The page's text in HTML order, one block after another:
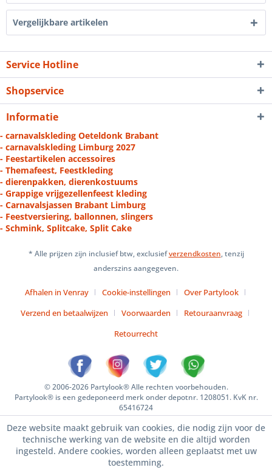
Vergelijkbare artikelen
Service Hotline
Shopservice
Informatie
- carnavalskleding Oeteldonk Brabant
- carnavalskleding Limburg 2027
- Feestartikelen accessoires
- Themafeest, Feestkleding
- dierenpakken, dierenkostuums
- Grappige vrijgezellenfeest kleding
- Carnavalsjassen Brabant Limburg
- Feestversiering, ballonnen, slingers
- Schmink, Splitcake, Split Cake
* Alle prijzen zijn inclusief btw, exclusiefverzendkosten, tenzij
anderszins aangegeven.
Afhalen in Venray Cookie-instellingen
Over Partylook
Verzend en betaalwijzen
Voorwaarden
Retouraanvraag
Retourrecht
© 2006-2026 Partylook® Alle rechten voorbehouden.
Partylook® is een gedeponeerd merk onder depotnr. 1208051. KvK nr.
65416724
Deze website maakt gebruik van cookies, die nodig zijn voor de
technische werking van de website en die altijd worden
ingesteld. Andere cookies, worden alleen geplaatst met uw
toestemming.